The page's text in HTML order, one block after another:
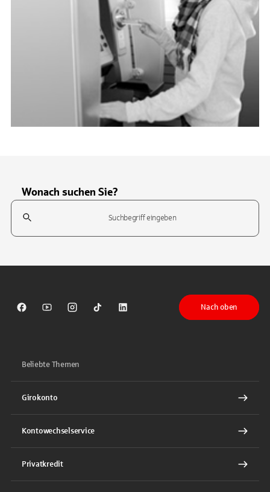
Wonach suchen Sie?
Suchfeld
Sparkasse auf Facebook
Sparkasse auf Youtube
Sparkasse auf Instagram
Sparkasse auf TikTok
Sparkasse auf LinkedIn
Nach oben
Beliebte Themen
Girokonto
Kontowechselservice
Privatkredit